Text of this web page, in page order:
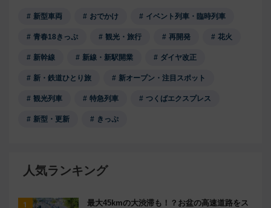
新型車両 おでかけ イベント列車・臨時列車
青春18きっぷ 観光・旅行 再開発 花火
新幹線 新線・新駅開業 ダイヤ改正
新・鉄道ひとり旅 新オープン・注目スポット
観光列車 特急列車 つくばエクスプレス
新型・更新 きっぷ
人気ランキング
最大45kmの大渋滞も！？お盆の高速道路をス